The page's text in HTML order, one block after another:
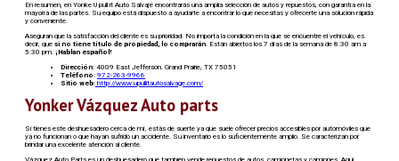
En resumen, en Yonke U pull it Auto Salvaje encontrarás una amplia selección de autos y repuestos, con garantía en la
mayoría de las partes. Su equipo está dispuesto a ayudarte a encontrar lo que necesitas y ofrecerte una solución rápida
y conveniente.
Aseguran que la satisfacción del cliente es su prioridad. No importa la condición en la que se encuentre el vehículo, es
decir, que si no tiene título de propiedad, lo comprarán. Están abiertos los 7 días de la semana de 8:30 am a
5:30 pm. ¡Hablan español!
Dirección: 4009 East Jefferson. Grand Prairie, TX 75051
Teléfono: 972-263-9966
Sitio web: http://www.upullitautosalvage.com/
Yonker Vázquez Auto parts
Si tienes este deshuesadero cerca de mí, estás de suerte ya que suele ofrecer precios accesibles por automóviles que
ya no funcionan o que hayan sufrido un accidente. Su inventario es lo suficientemente amplio. Se caracterizan por
brindar una excelente atención al cliente.